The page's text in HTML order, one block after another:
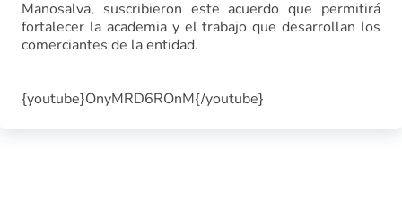
Manosalva, suscribieron este acuerdo que permitirá
fortalecer la academia y el trabajo que desarrollan los
comerciantes de la entidad.
{youtube}OnyMRD6ROnM{/youtube}